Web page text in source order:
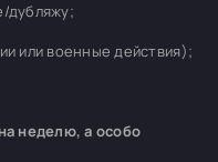
дубляжу;
или военные действия);
неделю, а особо